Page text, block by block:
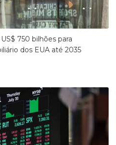
750 bilhões para
dos EUA até 2035